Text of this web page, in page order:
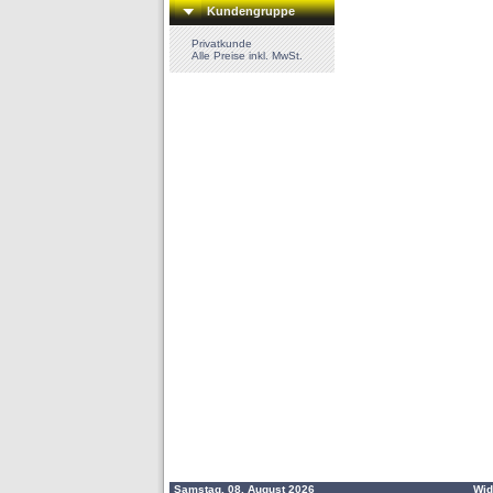
Kundengruppe
Privatkunde
Alle Preise inkl. MwSt.
Samstag, 08. August 2026